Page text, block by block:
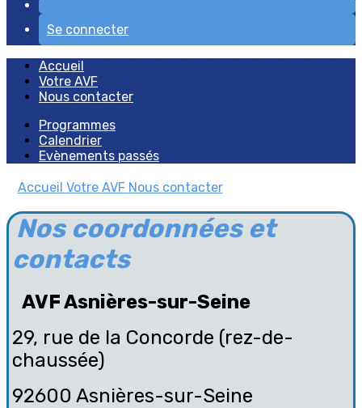
Se connecter
Accueil
Votre AVF
Nous contacter
Programmes
Calendrier
Evènements passés
Accueil Votre AVF Nous contacter
Nos coordonnées et
contacts
AVF Asnières-sur-Seine
29, rue de la Concorde (rez-de-
chaussée)
92600 Asnières-sur-Seine